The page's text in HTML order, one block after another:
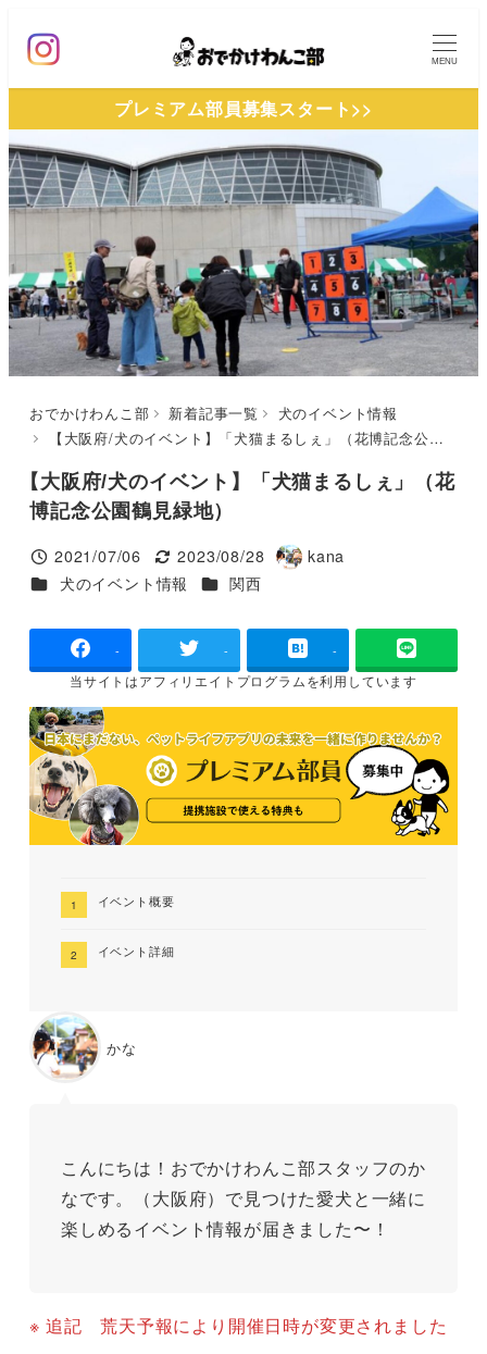
ン
ン
テ
ン
へ
移
動
MENU
プレミアム部員募集スタート>>
おでかけわんこ部 新着記事一覧
犬のイベント情報
【大阪府/犬のイベント】「犬猫まるしぇ」（花博記念公園鶴見緑地）
【大阪府/犬のイベント】「犬猫まるしぇ」（花
博記念公園鶴見緑地）
投稿日
2021/07/06
更新日
2023/08/28
著
kana
カテゴリー
犬のイベント情報 カテゴリー
関西
- - -
当サイトはアフィリエイトプログラムを利用しています
イベント概要
イベント詳細
かな
こんにちは！おでかけわんこ部スタッフのか
なです。（大阪府）で見つけた愛犬と一緒に
楽しめるイベント情報が届きました〜！
※ 追記 荒天予報により開催日時が変更されました